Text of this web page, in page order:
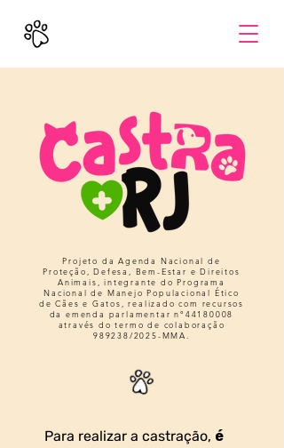
Projeto da Agenda Nacional de
Proteção, Defesa, Bem-Estar e Direitos
Animais, integrante do Programa
Nacional de Manejo Populacional Ético
de Cães e Gatos, realizado com recursos
da emenda parlamentar n° 44180008
através do termo de colaboração
989238/2025-MMA.
Para realizar a castração, é